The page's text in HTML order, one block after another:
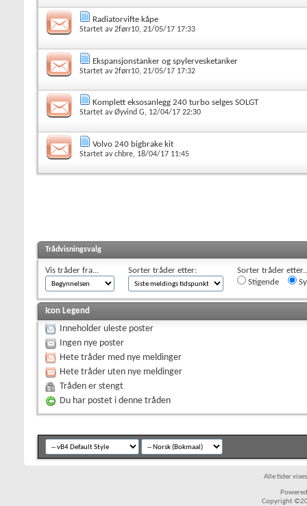
Radiatorvifte kåpe
Startet av2førr10, 21/05/17 17:33
Ekspansjonstanker og spylervesketanker
Startet av2førr10, 21/05/17 17:32
Komplett eksosanlegg 240 turbo selges SOLGT
Startet avØyvind G, 12/04/17 22:30
Volvo 240 bigbrake kit
Startet avchbre, 18/04/17 11:45
Trådvisningsvalg
Vis tråder fra... Sorter tråder etter:
Sorter tråder
Stigende
Icon Legend
Inneholder uleste poster
Ingen nye poster
Hete tråder med nye meldinger
Hete tråder uten nye meldinger
Tråden er stengt
Du har postet i denne tråden
Alle tider
Copyright